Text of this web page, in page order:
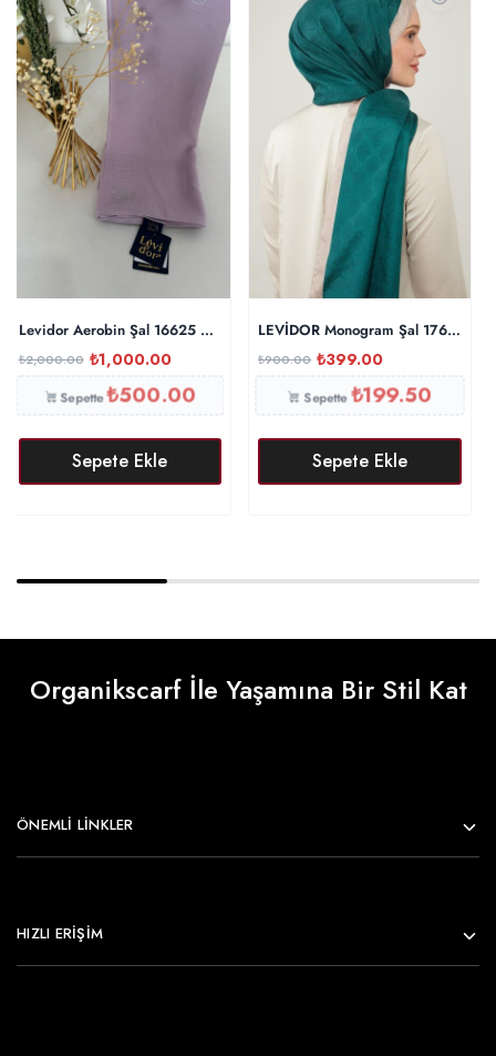
Levidor Aerobin Şal 16625 – Lila
₺2,000.00 ₺1,000.00
Sepette₺500.00
Sepete Ekle
LEVİDOR Monogram Şal 17657 –
₺900.00 ₺399.00
Sepette₺199.50
Sepete Ekle
Organikscarf İle Yaşamına Bir Stil Kat
ÖNEMLI LINKLER
HIZLI ERİŞİM